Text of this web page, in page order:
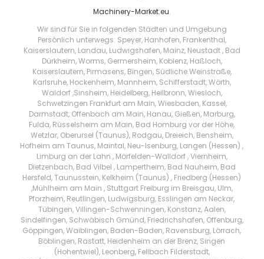
Machinery-Market.eu.
Wir sind für Sie in folgenden Städten und Umgebung
Persönlich unterwegs: Speyer, Hanhofen, Frankenthal,
Kaiserslautern, Landau, Ludwigshafen, Mainz, Neustadt , Bad
Dürkheim, Worms, Germersheim, Koblenz, Haßloch,
Kaiserslautern, Pirmasens, Bingen, Südliche Weinstraße,
Karlsruhe, Hockenheim, Mannheim, Schifferstadt, Wörth,
Waldorf ,Sinsheim, Heidelberg, Heilbronn, Wiesloch,
Schwetzingen Frankfurt am Main, Wiesbaden, Kassel,
Darmstadt, Offenbach am Main, Hanau, Gießen, Marburg,
Fulda, Rüsselsheim am Main, Bad Homburg vor der Höhe,
Wetzlar, Oberursel (Taunus), Rodgau, Dreieich, Bensheim,
Hofheim am Taunus, Maintal, Neu-Isenburg, Langen (Hessen) ,
Limburg an der Lahn , Mörfelden-Walldorf , Viernheim,
Dietzenbach, Bad Vilbel , Lampertheim, Bad Nauheim, Bad
Hersfeld, Taunusstein, Kelkheim (Taunus) , Friedberg (Hessen)
,Mühlheim am Main , Stuttgart Freiburg im Breisgau, Ulm,
Pforzheim, Reutlingen, Ludwigsburg, Esslingen am Neckar,
Tübingen, Villingen-Schwenningen, Konstanz, Aalen,
Sindelfingen, Schwäbisch Gmünd, Friedrichshafen, Offenburg,
Göppingen, Waiblingen, Baden-Baden, Ravensburg, Lörrach,
Böblingen, Rastatt, Heidenheim an der Brenz, Singen
(Hohentwiel), Leonberg, Fellbach Filderstadt,